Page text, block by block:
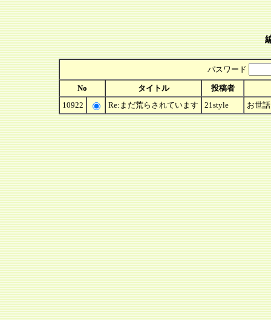
パスワード
No タイトル
投稿者
10922
Re:まだ荒らされています 21style お世